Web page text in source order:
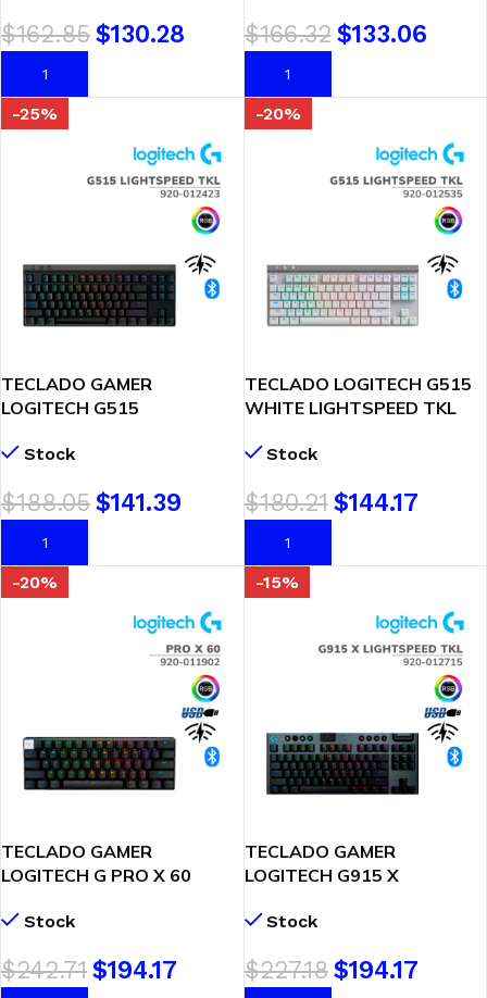
$162.85$130.28
AÑADIR AL CARRITO
$166.32 $133.06
AÑADIR AL CARRITO
-25%
TECLADO GAMER
LOGITECH G515
012423) SWITCH TACTILE
BT | LED-RGB
Stock
$188.05$141.39
AÑADIR AL CARRITO
-20%
TECLADO LOGITECH G515
WHITE LIGHTSPEED TKL
TACTILE MECHANICAL |
Stock
$180.21 $144.17
AÑADIR AL CARRITO
-20%
TECLADO GAMER
LOGITECH G PRO X 60
011902) WIRELESS | GX
RGB
Stock
$242.71$194.17
-15%
TECLADO GAMER
LOGITECH G915 X
012715) WIRELESS | BLACK
Stock
$227.18 $194.17